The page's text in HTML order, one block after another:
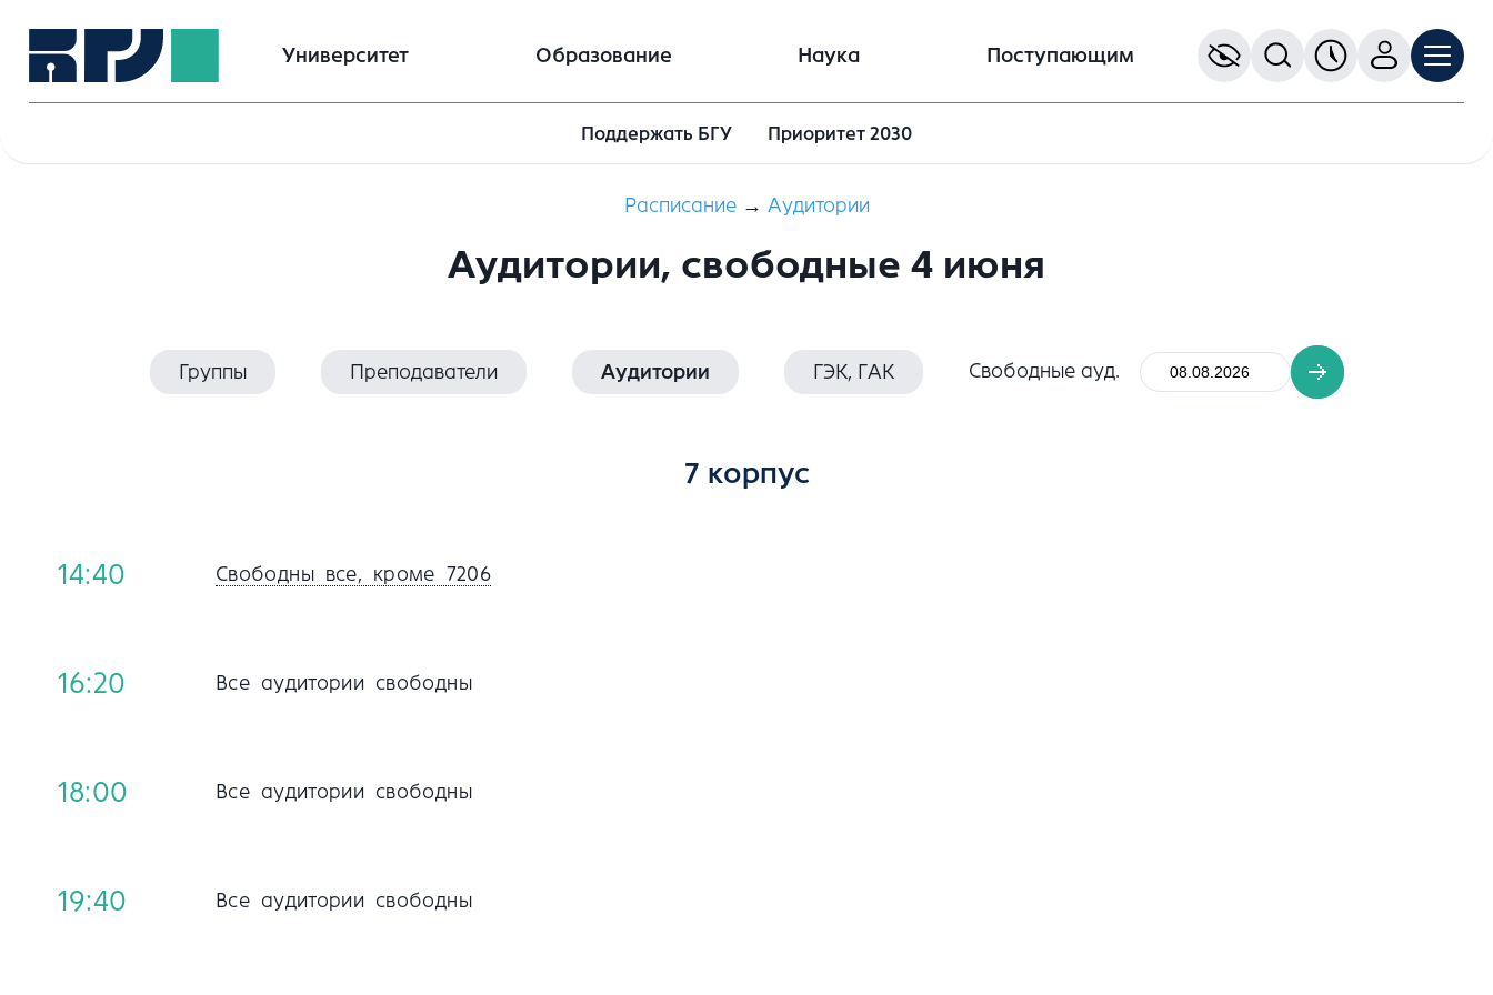
Университет Образование Наука Поступающим
Поддержать БГУ Приоритет 2030
Расписание→ Aудитории
Аудитории, свободные 4 июня
Группы Преподаватели Аудитории ГЭК, ГАК Свободные ауд.
7 корпус
14:40 Свободны все, кроме 7206
16:20 Все аудитории свободны
18:00 Все аудитории свободны
19:40 Все аудитории свободны